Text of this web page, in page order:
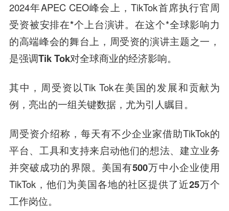
2024年APEC CEO峰会上，TikTok首席执行官周
受资被安排在*个上台演讲。在这个*全球影响力
的高端峰会的舞台上，周受资的演讲主题之一，
是强调Tik Tok对全球商业的经济影响。
其中，周受资以Tik Tok在美国的发展和贡献为
例，亮出的一组关键数据，尤为引人瞩目。
周受资介绍称，每天有不少企业家借助TikTok的
平台、工具和支持来启动他们的想法、建立业务
并突破成功的界限。美国有500万中小企业使用
TikTok，他们为美国各地的社区提供了近25万个
工作岗位。